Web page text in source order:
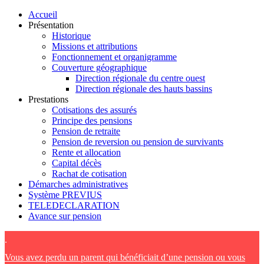
Accueil
Présentation
Historique
Missions et attributions
Fonctionnement et organigramme
Couverture géographique
Direction régionale du centre ouest
Direction régionale des hauts bassins
Prestations
Cotisations des assurés
Principe des pensions
Pension de retraite
Pension de reversion ou pension de survivants
Rente et allocation
Capital décès
Rachat de cotisation
Démarches administratives
Système PREVIUS
TELEDECLARATION
Avance sur pension
.
Vous avez perdu un parent qui bénéficiait d’une pension ou vous